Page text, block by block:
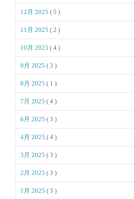
12月 2025 ( 5 )
11月 2025 ( 2 )
10月 2025 ( 4 )
9月 2025 ( 3 )
8月 2025 ( 1 )
7月 2025 ( 4 )
6月 2025 ( 3 )
4月 2025 ( 4 )
3月 2025 ( 3 )
2月 2025 ( 3 )
1月 2025 ( 3 )